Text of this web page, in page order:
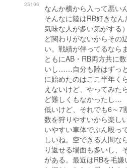
25196
なんか横から入って悪い
そんなに陸はRB好きな
気味な人が多い気がする
ど関わりがないからその
い。戦績が伴ってるなら
ともにAB・RB両方共に
いし……自分も陸はずっ
に始めたのはここ半年く
えないけど、やってみた
ど難しくもなかったし…
低いけど、それでも6～7
数を狩りやすいから楽し
いやすい車体でぶん殴っ
しいね。空できる人間な
り返せる場面も多いし、
がある。最近はRBを毛